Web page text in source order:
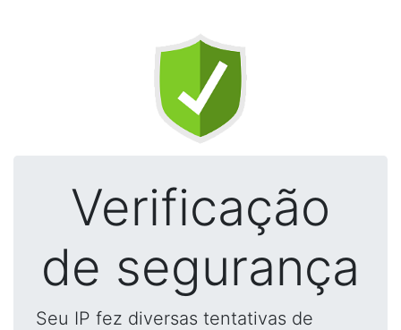
Verificação
de segurança
Seu IP fez diversas tentativas de